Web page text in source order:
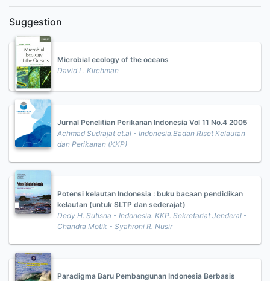
Suggestion
Microbial ecology of the oceans
David L. Kirchman
Jurnal Penelitian Perikanan Indonesia Vol 11 No.4 2005
Achmad Sudrajat et.al - Indonesia.Badan Riset Kelautan
dan Perikanan (KKP)
Potensi kelautan Indonesia : buku bacaan pendidikan
kelautan (untuk SLTP dan sederajat)
Dedy H. Sutisna - Indonesia. KKP. Sekretariat Jenderal -
Chandra Motik - Syahroni R. Nusir
Paradigma Baru Pembangunan Indonesia Berbasis